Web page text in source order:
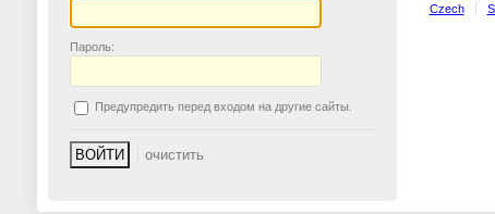
Пароль:
Предупредить перед входом на другие сайты.
Czech